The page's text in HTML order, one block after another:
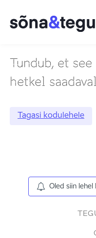
Tundub, et
hetkel
Tagasi kodulehele
Oled siin lehel